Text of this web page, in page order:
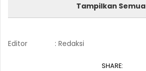
Tampilkan Semua
Editor : Redaksi
SHARE: